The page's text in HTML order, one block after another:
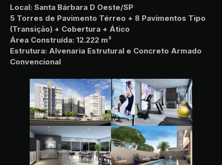
Local: Santa Bárbara D Oeste/SP
5 Torres de Pavimento Térreo + 8 Pavimentos Tipo
(Transição) + Cobertura + Ático
Área Construída: 12.222 m²
Estrutura: Alvenaria Estrutural e Concreto Armado
Convencional